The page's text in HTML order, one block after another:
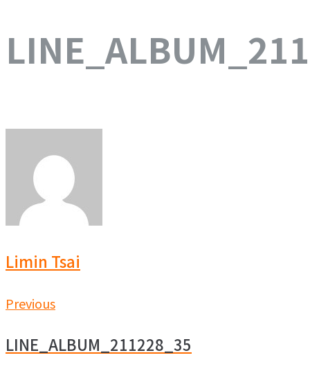
Limin Tsai
文
導
Previous
Previous
LINE_ALBUM_211228_35